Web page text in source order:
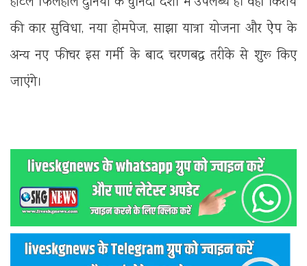
की कार सुविधा, नया होमपेज, साझा यात्रा योजना और ऐप के
अन्य नए फीचर इस गर्मी के बाद चरणबद्ध तरीके से शुरू किए
जाएंगे।